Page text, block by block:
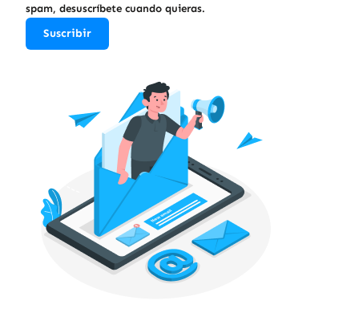
spam, desuscríbete cuando quieras.
Suscribir